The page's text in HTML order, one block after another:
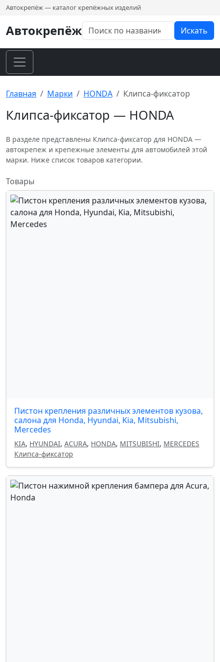
Автокрепёж — каталог крепёжных изделий
Автокрепёж Искать
Главная Марки HONDA Клипса-фиксатор
Клипса-фиксатор — HONDA
В разделе представлены Клипса-фиксатор для HONDA —
автокрепеж и крепежные элементы для автомобилей этой
марки. Ниже список товаров категории.
Товары
Пистон крепления различных элементов кузова,
салона для Honda, Hyundai, Kia, Mitsubishi,
Mercedes
KIA, HYUNDAI, ACURA, HONDA, MITSUBISHI, MERCEDES
Клипса-фиксатор